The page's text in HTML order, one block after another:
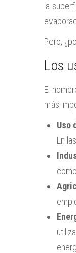
la
Pero,
Los
El
más
Uso
En